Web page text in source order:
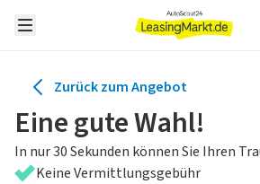
Zurück zum Angebot
Eine gute Wahl!
In nur 30 Sekunden können Sie Ihren
Keine Vermittlungsgebühr